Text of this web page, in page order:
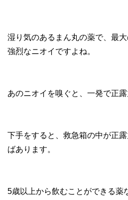
湿り気のあるまん丸の薬で、最
強烈なニオイですよね。
あのニオイを嗅ぐと、一発で正
下手をすると、救急箱の中が正
ばあります。
5歳以上から飲むことができる薬